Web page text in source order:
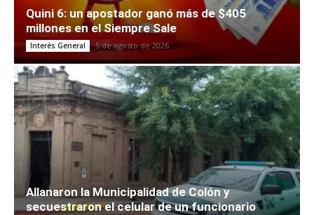
Quini 6: un apostador ganó más de $405
millones en el Siempre Sale
Interés General 5 de agosto de 2026
Allanaron la Municipalidad de Colón y
secuestraron el celular de un funcionario